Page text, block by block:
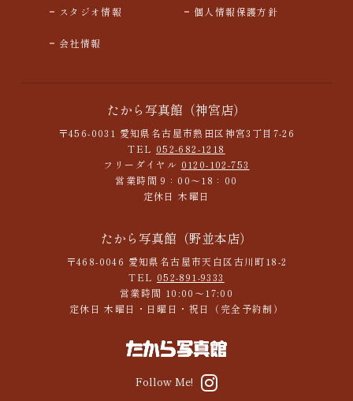
Follow Me!
たから写真館（神宮店）
〒456-0031 愛知県名古屋市熱田区神宮3丁目7-26
TEL 052-682-1218
フリーダイヤル 0120-102-753
営業時間 9：00～18：00
定休日 木曜日
たから写真館（野並本店）
〒468-0046 愛知県名古屋市天白区古川町18-2
TEL 052-891-9333
営業時間 10:00～17:00
定休日 木曜日・日曜日・祝日（完全予約制）
スタジオ情報 個人情報保護方針
会社情報